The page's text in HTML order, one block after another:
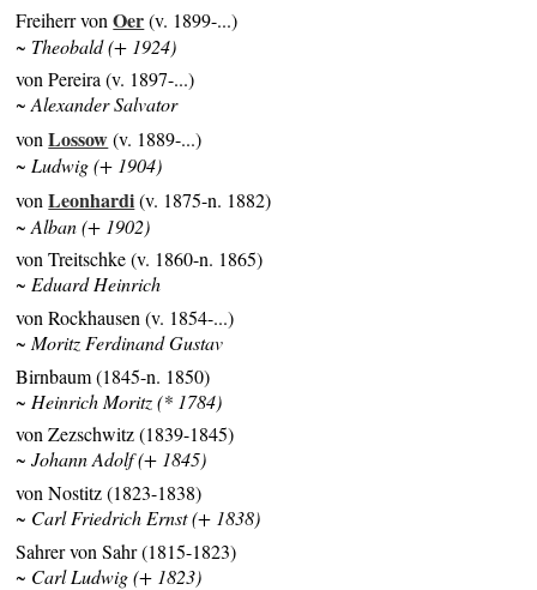
Freiherr vonOer(v. 1899-...)
~ Theobald (+ 1924)
von Pereira (v. 1897-...)
~ Alexander Salvator
vonLossow(v. 1889-...)
~ Ludwig (+ 1904)
vonLeonhardi(v. 1875-n. 1882)
~ Alban (+ 1902)
von Treitschke (v. 1860-n. 1865)
~ Eduard Heinrich
von Rockhausen (v. 1854-...)
~ Moritz Ferdinand Gustav
Birnbaum (1845-n. 1850)
~ Heinrich Moritz (* 1784)
von Zezschwitz (1839-1845)
~ Johann Adolf (+ 1845)
von Nostitz (1823-1838)
~ Carl Friedrich Ernst (+ 1838)
Sahrer von Sahr (1815-1823)
~ Carl Ludwig (+ 1823)